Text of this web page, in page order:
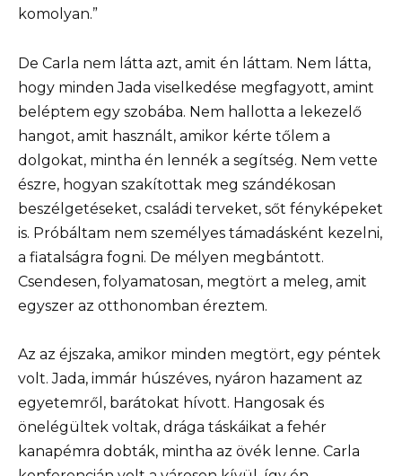
komolyan.”
De Carla nem látta azt, amit én láttam. Nem látta,
hogy minden Jada viselkedése megfagyott, amint
beléptem egy szobába. Nem hallotta a lekezelő
hangot, amit használt, amikor kérte tőlem a
dolgokat, mintha én lennék a segítség. Nem vette
észre, hogyan szakítottak meg szándékosan
beszélgetéseket, családi terveket, sőt fényképeket
is. Próbáltam nem személyes támadásként kezelni,
a fiatalságra fogni. De mélyen megbántott.
Csendesen, folyamatosan, megtört a meleg, amit
egyszer az otthonomban éreztem.
Az az éjszaka, amikor minden megtört, egy péntek
volt. Jada, immár húszéves, nyáron hazament az
egyetemről, barátokat hívott. Hangosak és
önelégültek voltak, drága táskáikat a fehér
kanapémra dobták, mintha az övék lenne. Carla